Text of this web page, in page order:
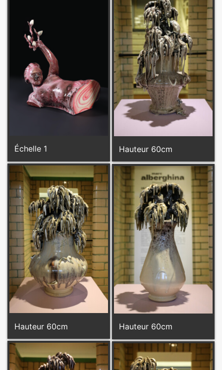
Échelle 1 Hauteur 60cm
Hauteur 60cm Hauteur 60cm